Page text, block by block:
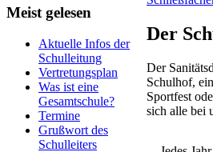
Meist gelesen
Aktuelle Infos der
Schulleitung
Vertretungsplan
Was ist eine
Gesamtschule?
Termine
Grußwort des
Schulleiters
Der
Der
Schulhof,
Sportfest
sich alle bei